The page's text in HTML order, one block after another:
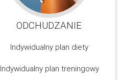
ODCHUDZANIE
Indywidualny plan diety
Indywidualny plan treningowy
POSTAWA